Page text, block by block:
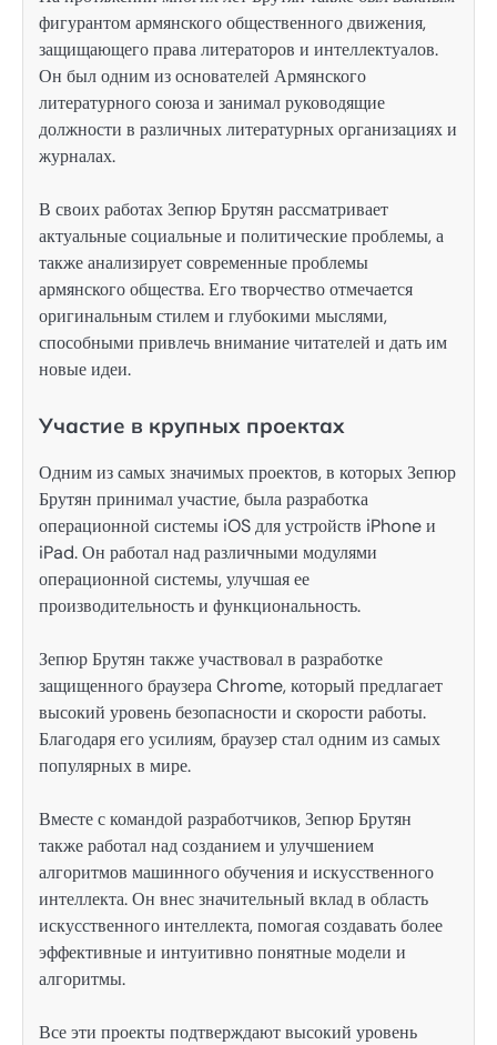
фигурантом армянского общественного движения,
защищающего права литераторов и интеллектуалов.
Он был одним из основателей Армянского
литературного союза и занимал руководящие
должности в различных литературных организациях и
журналах.
В своих работах Зепюр Брутян рассматривает
актуальные социальные и политические проблемы, а
также анализирует современные проблемы
армянского общества. Его творчество отмечается
оригинальным стилем и глубокими мыслями,
способными привлечь внимание читателей и дать им
новые идеи.
Участие в крупных проектах
Одним из самых значимых проектов, в которых Зепюр
Брутян принимал участие, была разработка
операционной системы iOS для устройств iPhone и
iPad. Он работал над различными модулями
операционной системы, улучшая ее
производительность и функциональность.
Зепюр Брутян также участвовал в разработке
защищенного браузера Chrome, который предлагает
высокий уровень безопасности и скорости работы.
Благодаря его усилиям, браузер стал одним из самых
популярных в мире.
Вместе с командой разработчиков, Зепюр Брутян
также работал над созданием и улучшением
алгоритмов машинного обучения и искусственного
интеллекта. Он внес значительный вклад в область
искусственного интеллекта, помогая создавать более
эффективные и интуитивно понятные модели и
алгоритмы.
Все эти проекты подтверждают высокий уровень